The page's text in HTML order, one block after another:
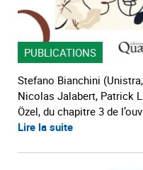
PUBLICATIONS
Stefano Bianchini
Nicolas Jalabert, Patrick
Özel, du chapitre 3 de
Lire la suite